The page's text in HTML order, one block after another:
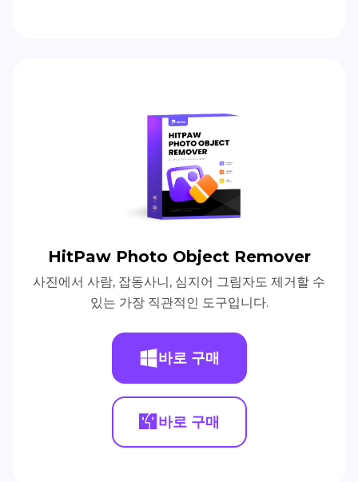
HitPaw Photo Object Remover
사진에서 사람, 잡동사니, 심지어 그림자도 제거할 수
있는 가장 직관적인 도구입니다.
바로 구매
바로 구매